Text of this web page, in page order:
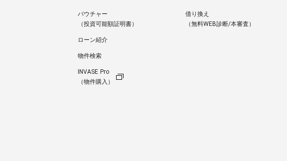
バウチャー
（投資可能額証明書）
ローン紹介
物件検索
INVASE Pro
（物件購入）
借り換え
（無料WEB診断/本審査）